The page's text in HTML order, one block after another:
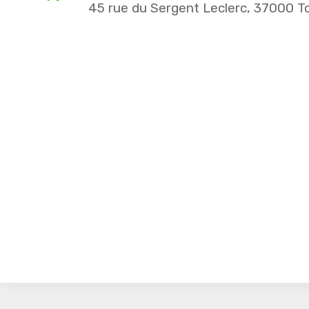
45 rue du Sergent Leclerc, 37000